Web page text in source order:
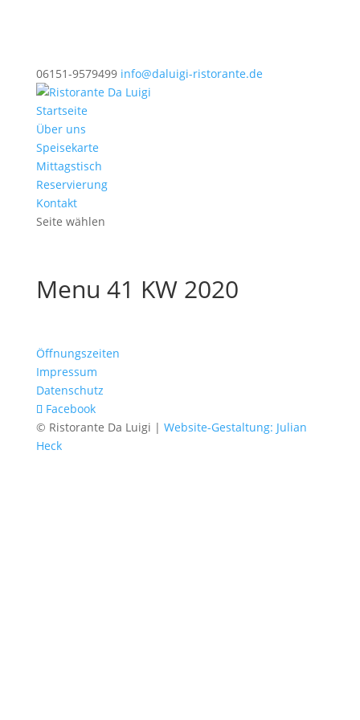
06151-9579499 info@daluigi-ristorante.de
Startseite
Über uns
Speisekarte
Mittagstisch
Reservierung
Kontakt
Seite wählen
Menu 41 KW 2020
Öffnungszeiten
Impressum
Datenschutz
Facebook
© Ristorante Da Luigi | Website-Gestaltung: Julian
Heck